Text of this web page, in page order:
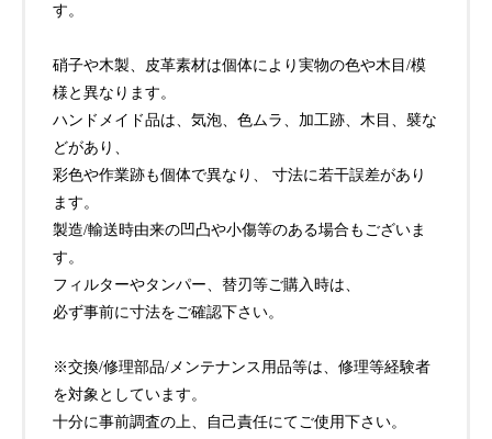
す。
硝子や木製、皮革素材は個体により実物の色や木目/模
様と異なります。
ハンドメイド品は、気泡、色ムラ、加工跡、木目、襞な
どがあり、
彩色や作業跡も個体で異なり、 寸法に若干誤差があり
ます。
製造/輸送時由来の凹凸や小傷等のある場合もございま
す。
フィルターやタンパー、替刃等ご購入時は、
必ず事前に寸法をご確認下さい。
※交換/修理部品/メンテナンス用品等は、修理等経験者
を対象としています。
十分に事前調査の上、自己責任にてご使用下さい。